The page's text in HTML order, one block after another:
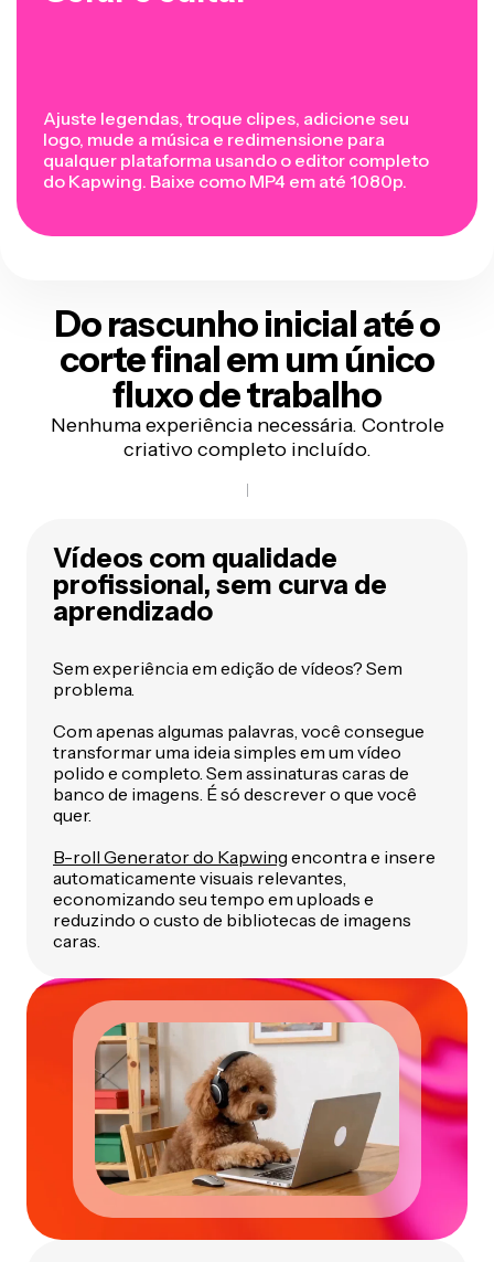
Ajuste legendas, troque clipes, adicione seu
logo, mude a música e redimensione para
qualquer plataforma usando o editor completo
do Kapwing. Baixe como MP4 em até 1080p.
Do rascunho inicial até o
corte final em um único
fluxo de trabalho
Nenhuma experiência necessária. Controle
criativo completo incluído.
Vídeos com qualidade
profissional, sem curva de
aprendizado
Sem experiência em edição de vídeos? Sem
problema.
Com apenas algumas palavras, você consegue
transformar uma ideia simples em um vídeo
polido e completo. Sem assinaturas caras de
banco de imagens. É só descrever o que você
quer.
B-roll Generator do Kapwing encontra e insere
automaticamente visuais relevantes,
economizando seu tempo em uploads e
reduzindo o custo de bibliotecas de imagens
caras.